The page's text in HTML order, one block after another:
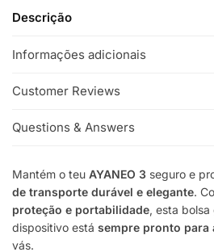
e
Descrição
Informações adicionais
Customer Reviews
Questions & Answers
Mantém o teu AYANEO 3 seguro e
de transporte durável e elegante.
proteção e portabilidade, esta
dispositivo está sempre pronto para
vás.